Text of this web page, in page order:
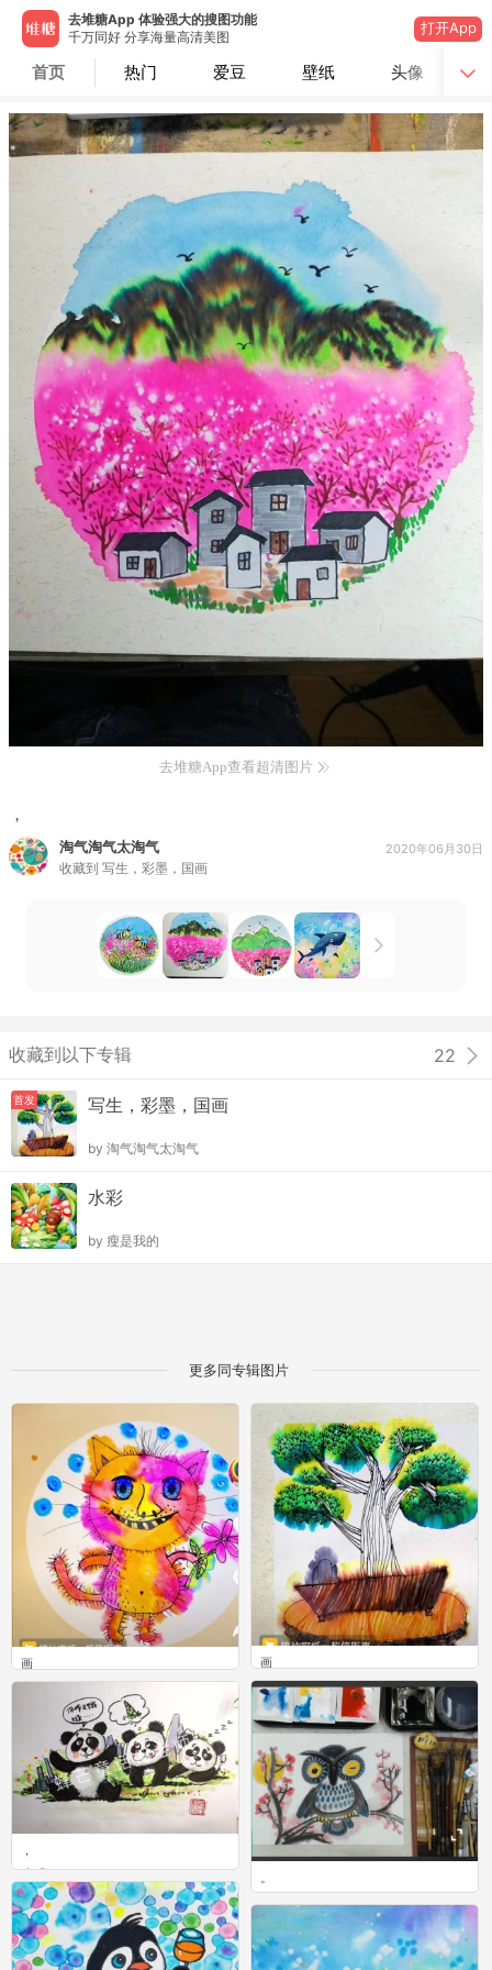
去堆糖App 体验强大的搜图功能
千万同好 分享海量高清美图
打开App
首页 热门 爱豆 壁纸 头像
去堆糖App查看超清图片
，
淘气淘气太淘气
收藏到 写生，彩墨，国画
2020年06月30日
收藏到以下专辑 22
首发 写生，彩墨，国画
by 淘气淘气太淘气
水彩
by 瘦是我的
更多同专辑图片
画
0
画
0
，
0 。
0